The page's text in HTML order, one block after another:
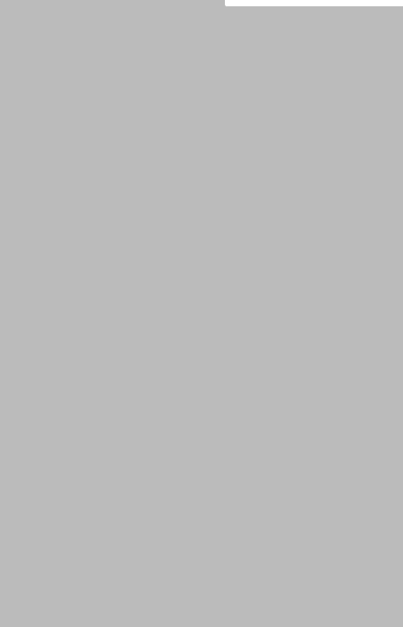
Knihovna Ignáta